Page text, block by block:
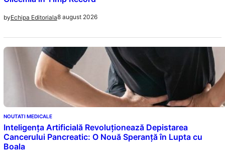
byEchipa Editoriala8 august 2026
NOUTATI MEDICALE
Inteligența Artificială Revoluționează Depistarea
Cancerului Pancreatic: O Nouă Speranță în Lupta cu
Boala